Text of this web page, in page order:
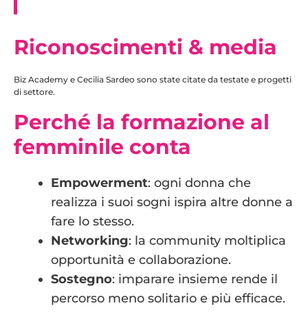
Riconoscimenti & media
Biz Academy e Cecilia Sardeo sono state citate da testate e progetti
di settore.
Perché la formazione al
femminile conta
Empowerment: ogni donna che
realizza i suoi sogni ispira altre donne a
fare lo stesso.
Networking: la community moltiplica
opportunità e collaborazione.
Sostegno: imparare insieme rende il
percorso meno solitario e più efficace.